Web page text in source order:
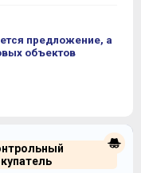
предложение, а
объектов